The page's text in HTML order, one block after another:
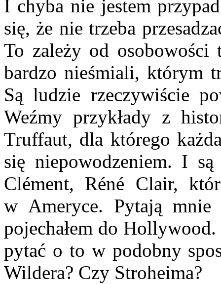
I chyba nie jestem
się, że nie trzeba
To zależy od osobowości
bardzo nieśmiali, któ­rym
Są ludzie rzeczywiście
Weźmy przykłady z
Truffaut, dla którego
się niepowodzeniem. I
Clément, Réné Clair,
w Ameryce. Pytają mnie
pojechałem do
pytać o to w podobny
Wildera? Czy Stroheima?